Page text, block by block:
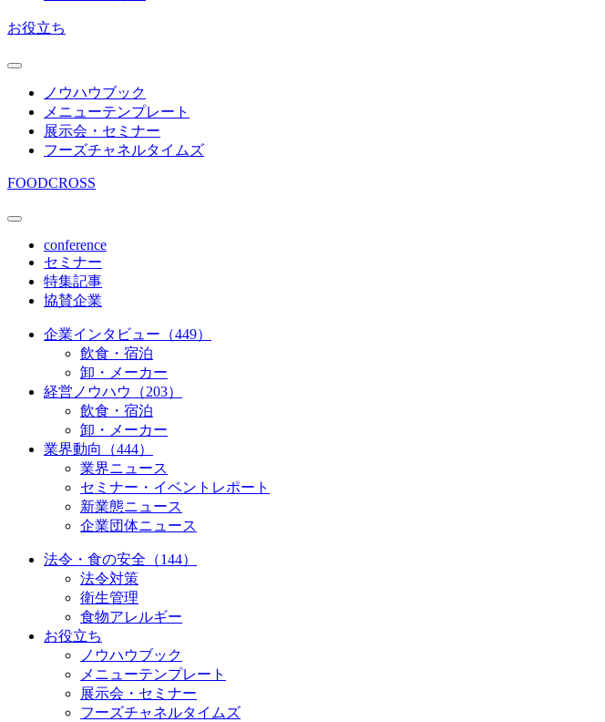
お役立ち
ノウハウブック
メニューテンプレート
展示会・セミナー
フーズチャネルタイムズ
FOODCROSS
conference
セミナー
特集記事
協賛企業
企業インタビュー（449）
飲食・宿泊
卸・メーカー
経営ノウハウ（203）
飲食・宿泊
卸・メーカー
業界動向（444）
業界ニュース
セミナー・イベントレポート
新業態ニュース
企業団体ニュース
法令・食の安全（144）
法令対策
衛生管理
食物アレルギー
お役立ち
ノウハウブック
メニューテンプレート
展示会・セミナー
フーズチャネルタイムズ